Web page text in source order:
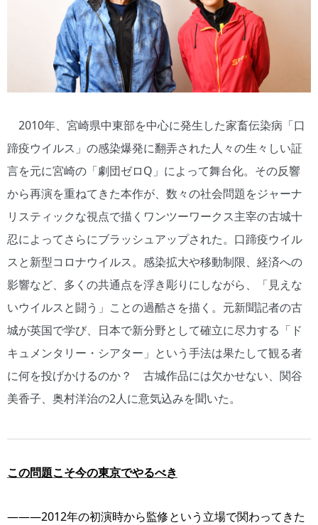
2010年、宮崎県中東部を中心に発生した家畜伝染病「口
蹄疫ウイルス」の感染爆発に翻弄された人々の生々しい証
言を元に宮崎の「劇団ゼロQ」によって舞台化。その反響
から再演を重ねてきた本作が、数々の社会問題をジャーナ
リスティックな視点で描くワンツーワークス主宰の古城十
忍によってさらにブラッシュアップされた。口蹄疫ウイル
スと新型コロナウイルス。感染拡大や移動制限、経済への
影響など、多くの共通点を浮き彫りにしながら、「見えな
いウイルスと闘う」ことの過酷さを描く。元新聞記者の古
城が英国で学び、日本で新分野として確立に尽力する「ド
キュメンタリー・シアター」という手法は果たして観る者
に何を投げかけるのか？ 古城作品には欠かせない、関谷
美香子、奥村洋治の2人に意気込みを聞いた。
この問題こそ今の東京でやるべき
―――2012年の初演時から監修という立場で関わってきた